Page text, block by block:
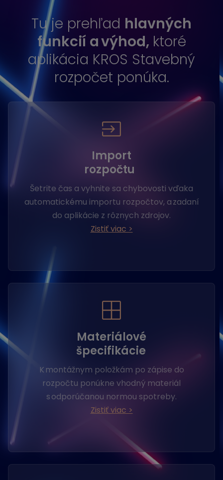
Tu je prehľad hlavných
funkcií a výhod, ktoré
aplikácia KROS Stavebný
rozpočet ponúka.
Import
rozpočtu
Šetrite čas a vyhnite sa chybovosti vďaka
automatickému importu rozpočtov, a zadaní
do aplikácie z rôznych zdrojov.
Zistiť viac >
Materiálové
špecifikácie
K montážnym položkám po zápise do
rozpočtu ponúkne vhodný materiál
s odporúčanou normou spotreby.
Zistiť viac >